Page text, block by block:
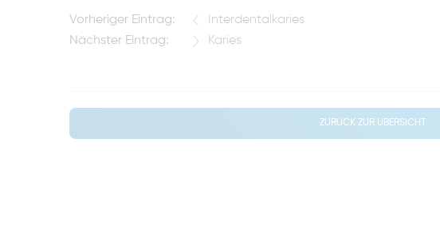
Vorheriger Eintrag:
Interdentalkaries
Nächster Eintrag:
Karies
ZURÜCK ZUR ÜBERSICHT